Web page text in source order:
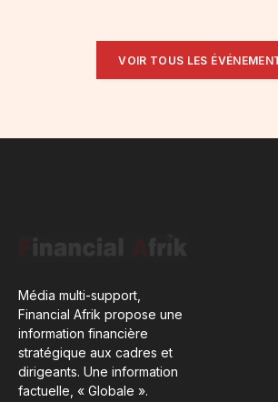
VOIR TOUS LES
Média multi-support,
Financial Afrik propose une
information financière
stratégique aux cadres et
dirigeants. Une information
factuelle, « Globale ».